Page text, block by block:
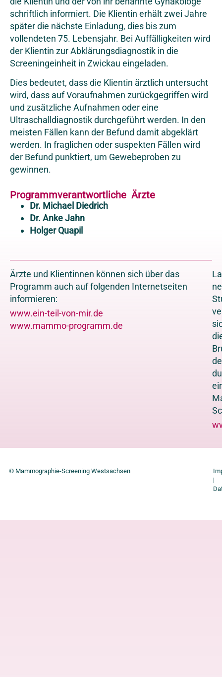
schriftlich informiert. Die Klientin erhält zwei Jahre
später die nächste Einladung, dies bis zum
vollendeten 75. Lebensjahr. Bei Auffälligkeiten wird
der Klientin zur Abklärungsdiagnostik in die
Screeningeinheit in Zwickau eingeladen.
Dies bedeutet, dass die Klientin ärztlich untersucht
wird, dass auf Voraufnahmen zurückgegriffen wird
und zusätzliche Aufnahmen oder eine
Ultraschalldiagnostik durchgeführt werden. In den
meisten Fällen kann der Befund damit abgeklärt
werden. In fraglichen oder suspekten Fällen wird
der Befund punktiert, um Gewebeproben zu
gewinnen.
Programmverantwortliche Ärzte
Dr. Michael Diedrich
Dr. Anke Jahn
Holger Quapil
Ärzte und Klientinnen können sich über das
Programm auch auf folgenden Internetseiten
informieren:
www.ein-teil-von-mir.de
www.mammo-programm.de
© Mammographie-Screening Westsachsen
|